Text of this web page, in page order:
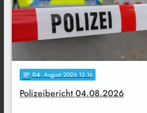
notes 04. August 2026 13:16
Polizeibericht 04.08.2026